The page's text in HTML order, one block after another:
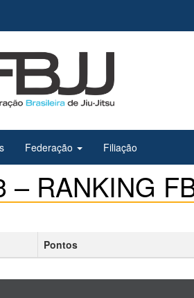
Federação Filiação
– RANKING
Pontos